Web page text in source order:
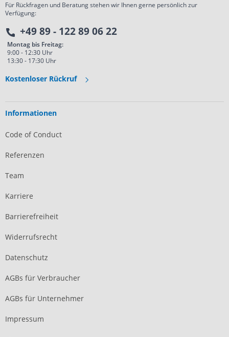
Für Rückfragen und Beratung stehen wir Ihnen gerne persönlich zur
Verfügung:
+49 89 - 122 89 06 22
Montag bis Freitag:
9:00 - 12:30 Uhr
13:30 - 17:30 Uhr
Kostenloser Rückruf
Informationen
Code of Conduct
Referenzen
Team
Karriere
Barrierefreiheit
Widerrufsrecht
Datenschutz
AGBs für Verbraucher
AGBs für Unternehmer
Impressum